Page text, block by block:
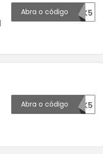
Abra o código66949OTK5
Abra o código66950OTK5